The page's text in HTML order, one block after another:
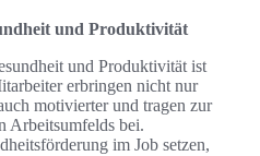
und Produktivität
und Produktivität ist
erbringen nicht nur
motivierter und tragen zur
Arbeitsumfelds bei.
im Job setzen,